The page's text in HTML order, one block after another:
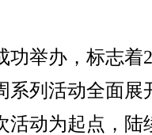
举办，标志着
系列活动全面展
活动为起点，陆